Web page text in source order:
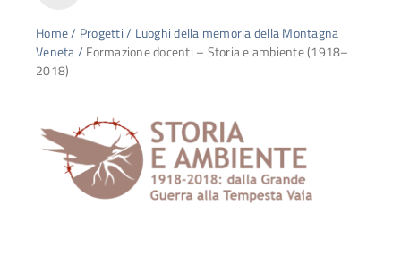
Home/ Progetti/ Luoghi della memoria della Montagna
Veneta/Formazione docenti – Storia e ambiente (1918–
2018)